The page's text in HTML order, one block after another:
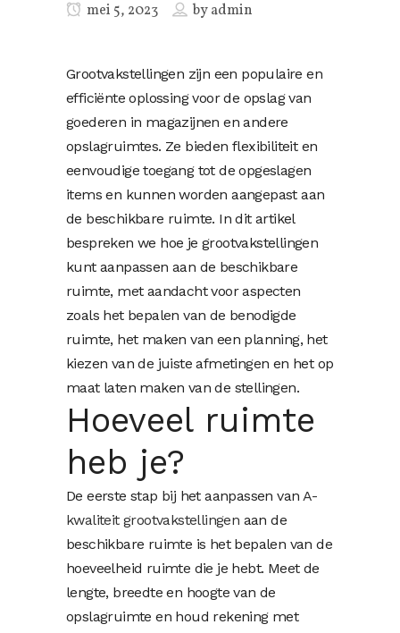
mei 5, 2023 byadmin
Grootvakstellingen zijn een populaire en
efficiënte oplossing voor de opslag van
goederen in magazijnen en andere
opslagruimtes. Ze bieden flexibiliteit en
eenvoudige toegang tot de opgeslagen
items en kunnen worden aangepast aan
de beschikbare ruimte. In dit artikel
bespreken we hoe je grootvakstellingen
kunt aanpassen aan de beschikbare
ruimte, met aandacht voor aspecten
zoals het bepalen van de benodigde
ruimte, het maken van een planning, het
kiezen van de juiste afmetingen en het op
maat laten maken van de stellingen.
Hoeveel ruimte
heb je?
De eerste stap bij het aanpassen van A-
kwaliteit grootvakstellingen aan de
beschikbare ruimte is het bepalen van de
hoeveelheid ruimte die je hebt. Meet de
lengte, breedte en hoogte van de
opslagruimte en houd rekening met